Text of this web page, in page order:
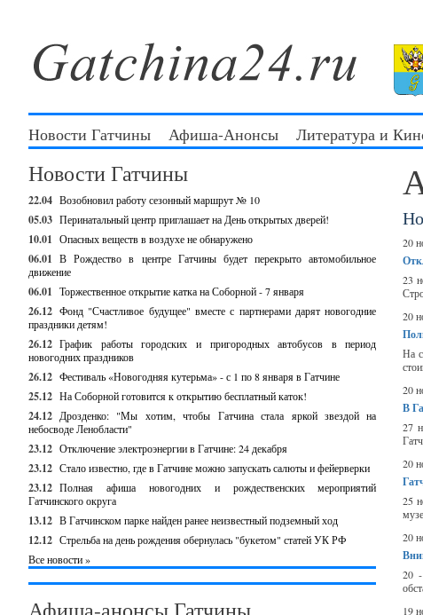
Новости Гатчины Афиша-Анонсы Литература и
Новости Гатчины
22.04 Возобновил работу сезонный маршрут № 10
05.03 Перинатальный центр приглашает на День открытых дверей!
10.01 Опасных веществ в воздухе не обнаружено
06.01 В Рождество в центре Гатчины будет перекрыто автомобильное
движение
06.01 Торжественное открытие катка на Соборной - 7 января
26.12 Фонд "Счастливое будущее" вместе с партнерами дарят новогодние
праздники детям!
26.12 График работы городских и пригородных автобусов в период
новогодних праздников
26.12 Фестиваль «Новогодняя кутерьма» - с 1 по 8 января в Гатчине
25.12 На Соборной готовится к открытию бесплатный каток!
24.12 Дрозденко: "Мы хотим, чтобы Гатчина стала яркой звездой на
небосводе Ленобласти"
23.12 Отключение электроэнергии в Гатчине: 24 декабря
23.12 Стало известно, где в Гатчине можно запускать салюты и фейерверки
23.12 Полная афиша новогодних и рождественских мероприятий
Гатчинского округа
13.12 В Гатчинском парке найден ранее неизвестный подземный ход
12.12 Стрельба на день рождения обернулась "букетом" статей УК РФ
Все новости »
20
23
20
На
20
В
27
20
25
20
20 -
19